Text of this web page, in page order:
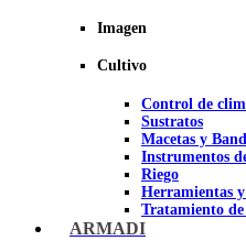
Imagen
Cultivo
Control de
Sustratos
Macetas y
Instrumentos
Riego
Herramientas y
Tratamiento de
Insecticidas y
ARMADI